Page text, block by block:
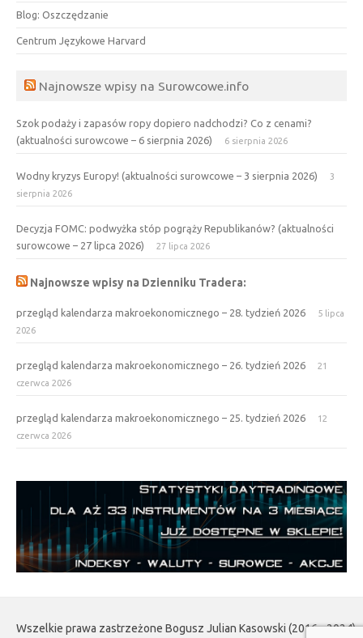
Blog: Oszczędzanie
Centrum Językowe Harvard
Najnowsze wpisy na Surowcowe.info
Szok podaży i zapasów ropy dopiero nadchodzi? Co z cenami?
(aktualności surowcowe – 6 sierpnia 2026)
6 sierpnia 2026
Wodny kryzys Europy! (aktualności surowcowe – 3 sierpnia 2026)
3
sierpnia 2026
Decyzja FOMC: podwyżka stóp pogrąży Republikanów? (aktualności
surowcowe – 27 lipca 2026)
27 lipca 2026
Najnowsze wpisy na Dzienniku Tradera:
przegląd kalendarza makroekonomicznego – 28. tydzień 2026
5 lipca
2026
przegląd kalendarza makroekonomicznego – 26. tydzień 2026
21
czerwca 2026
przegląd kalendarza makroekonomicznego – 25. tydzień 2026
12
czerwca 2026
Wszelkie prawa zastrzeżone Bogusz Julian Kasowski (2016 - 2024)